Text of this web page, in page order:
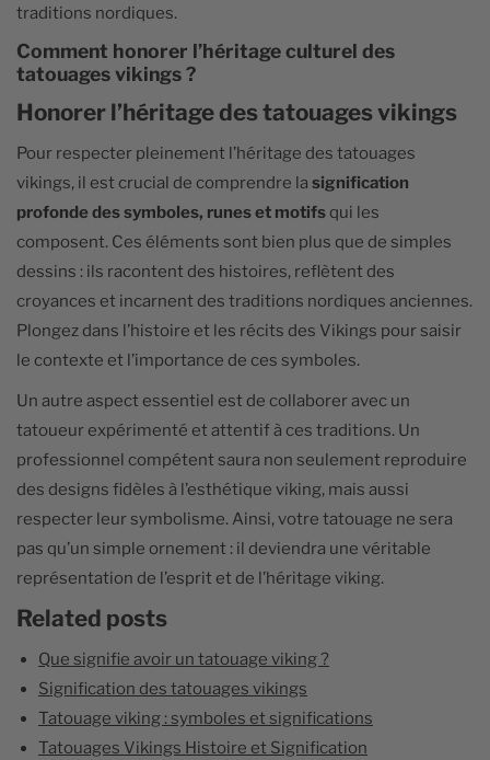
traditions nordiques.
Comment honorer l’héritage culturel des
tatouages vikings ?
Honorer l’héritage des tatouages vikings
Pour respecter pleinement l’héritage des tatouages
vikings, il est crucial de comprendre la signification
profonde des symboles, runes et motifs qui les
composent. Ces éléments sont bien plus que de simples
dessins : ils racontent des histoires, reflètent des
croyances et incarnent des traditions nordiques anciennes.
Plongez dans l’histoire et les récits des Vikings pour saisir
le contexte et l’importance de ces symboles.
Un autre aspect essentiel est de collaborer avec un
tatoueur expérimenté et attentif à ces traditions. Un
professionnel compétent saura non seulement reproduire
des designs fidèles à l’esthétique viking, mais aussi
respecter leur symbolisme. Ainsi, votre tatouage ne sera
pas qu’un simple ornement : il deviendra une véritable
représentation de l’esprit et de l’héritage viking.
Related posts
Que signifie avoir un tatouage viking ?
Signification des tatouages vikings
Tatouage viking : symboles et significations
Tatouages Vikings Histoire et Signification